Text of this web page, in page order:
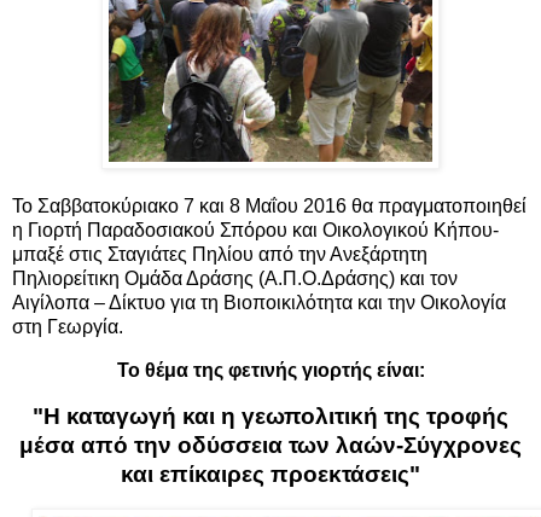
Το Σαββατοκύριακο 7 και 8 Μαΐου 2016 θα πραγματοποιηθεί
η Γιορτή Παραδοσιακού Σπόρου και Οικολογικού Κήπου-
μπαξέ στις Σταγιάτες Πηλίου από την Ανεξάρτητη
Πηλιορείτικη Ομάδα Δράσης (Α.Π.Ο.Δράσης) και τον
Αιγίλοπα – Δίκτυο για τη Βιοποικιλότητα και την Οικολογία
στη Γεωργία.
Το θέμα της φετινής γιορτής είναι:
"Η καταγωγή και η γεωπολιτική της τροφής
μέσα από την οδύσσεια των λαών-Σύγχρονες
και επίκαιρες προεκτάσεις"